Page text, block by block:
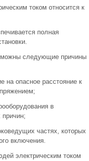
током относится к
полная
следующие причины
на опасное расстояние к
в
причин;
частях, которых
включения.
электрическим током